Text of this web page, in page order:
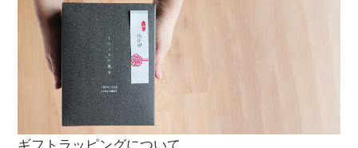
ギフトラッピングについて